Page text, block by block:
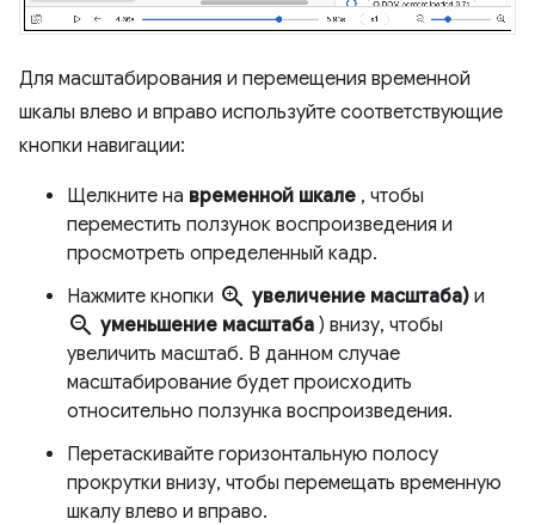
Для масштабирования и перемещения временной
шкалы влево и вправо используйте соответствующие
кнопки навигации:
Щелкните на временной шкале , чтобы
переместить ползунок воспроизведения и
просмотреть определенный кадр.
Нажмите кнопки zoom_in увеличение масштаба) и
zoom_out уменьшение масштаба ) внизу, чтобы
увеличить масштаб. В данном случае
масштабирование будет происходить
относительно ползунка воспроизведения.
Перетаскивайте горизонтальную полосу
прокрутки внизу, чтобы перемещать временную
шкалу влево и вправо.